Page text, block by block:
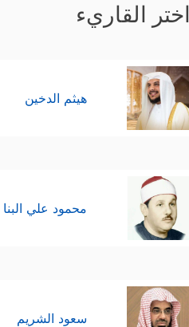
اختر القاريء
هيثم الدخين
محمود علي البنا
سعود الشريم